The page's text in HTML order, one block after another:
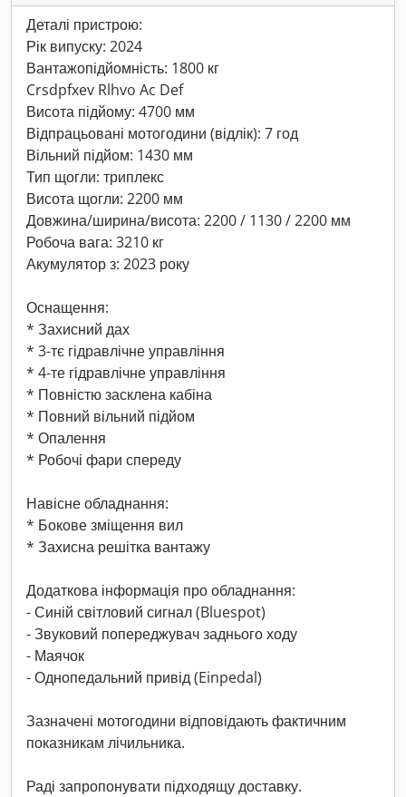
Деталі пристрою:
Рік випуску: 2024
Вантажопідйомність: 1800 кг
Crsdpfxev Rlhvo Ac Def
Висота підйому: 4700 мм
Відпрацьовані мотогодини (відлік): 7 год
Вільний підйом: 1430 мм
Тип щогли: триплекс
Висота щогли: 2200 мм
Довжина/ширина/висота: 2200 / 1130 / 2200 мм
Робоча вага: 3210 кг
Акумулятор з: 2023 року
Оснащення:
* Захисний дах
* 3-тє гідравлічне управління
* 4-те гідравлічне управління
* Повністю засклена кабіна
* Повний вільний підйом
* Опалення
* Робочі фари спереду
Навісне обладнання:
* Бокове зміщення вил
* Захисна решітка вантажу
Додаткова інформація про обладнання:
- Синій світловий сигнал (Bluespot)
- Звуковий попереджувач заднього ходу
- Маячок
- Однопедальний привід (Einpedal)
Зазначені мотогодини відповідають фактичним
показникам лічильника.
Раді запропонувати підходящу доставку.